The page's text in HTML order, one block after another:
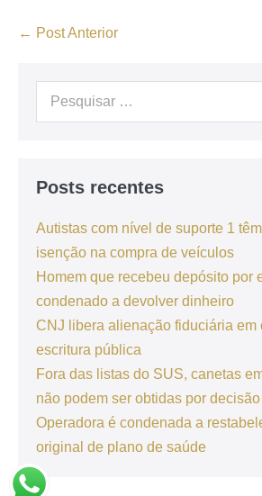
← Post Anterior
Posts recentes
Autistas com nível de suporte 1
isenção na compra de veículos
Homem que recebeu depósito por
condenado a devolver dinheiro
CNJ libera alienação fiduciária em
escritura pública
Fora das listas do SUS, canetas
não podem ser obtidas por decisão
Operadora é condenada a
original de plano de saúde